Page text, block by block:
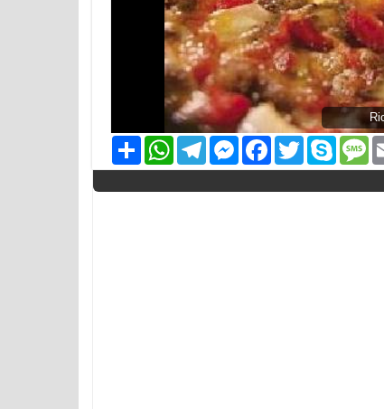
CondividiWhatsAppTelegramMessenger
Facebook
TwitterSkype